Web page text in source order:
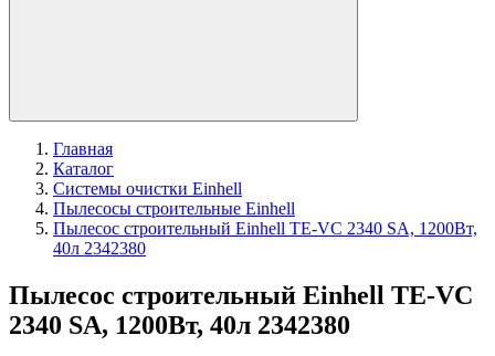
Главная
Каталог
Системы очистки Einhell
Пылесосы строительные Einhell
Пылесос строительный Einhell TE-VC 2340 SA, 1200Вт,
40л 2342380
Пылесос строительный Einhell TE-VC
2340 SA, 1200Вт, 40л 2342380